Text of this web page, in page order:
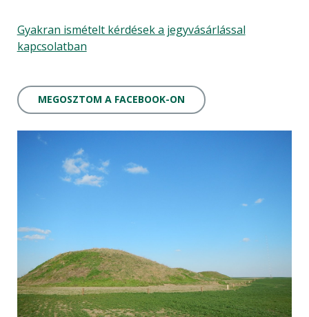
Gyakran ismételt kérdések a jegyvásárlással
kapcsolatban
MEGOSZTOM A FACEBOOK-ON